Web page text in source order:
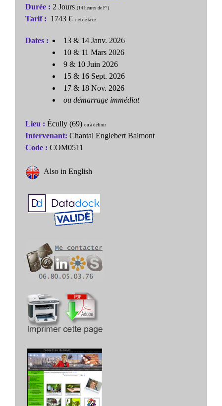
Durée : 2 Jours (14 heures de F°)
Tarif : 1743 € net de taxe
Dates :
13 & 14 Janv. 2026
10 & 11 Mars 2026
9 & 10 Juin 2026
15 & 16 Sept. 2026
17 & 18 Nov. 2026
ou démarrage immédiat
Lieu : Écully (69) ou à définir
Intervenant: Chantal Englebert Balmont
Code : COM0511
Also in English